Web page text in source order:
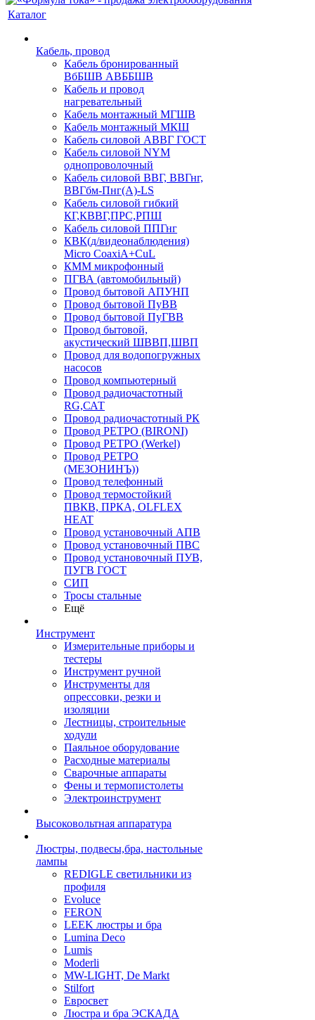
Каталог
Кабель, провод
Кабель бронированный
ВбБШВ АВББШВ
Кабель и провод
нагревательный
Кабель монтажный МГШВ
Кабель монтажный МКШ
Кабель силовой АВВГ ГОСТ
Кабель силовой NYM
однопроволочный
Кабель силовой ВВГ, ВВГнг,
ВВГбм-Пнг(А)-LS
Кабель силовой гибкий
КГ,КВВГ,ПРС,РПШ
Кабель силовой ППГнг
КВК(д/видеонаблюдения)
Micro CoaxiA+CuL
КММ микрофонный
ПГВА (автомобильный)
Провод бытовой АПУНП
Провод бытовой ПуВВ
Провод бытовой ПуГВВ
Провод бытовой,
акустический ШВВП,ШВП
Провод для водопогружных
насосов
Провод компьютерный
Провод радиочастотный
RG,САТ
Провод радиочастотный РК
Провод РЕТРО (BIRONI)
Провод РЕТРО (Werkel)
Провод РЕТРО
(МЕЗОНИНЪ))
Провод телефонный
Провод термостойкий
ПВКВ, ПРКА, OLFLEX
HEAT
Провод установочный АПВ
Провод установочный ПВС
Провод установочный ПУВ,
ПУГВ ГОСТ
СИП
Тросы стальные
Ещё
Инструмент
Измерительные приборы и
тестеры
Инструмент ручной
Инструменты для
опрессовки, резки и
изоляции
Лестницы, строительные
ходули
Паяльное оборудование
Расходные материалы
Сварочные аппараты
Фены и термопистолеты
Электроинструмент
Высоковольтная аппаратура
Люстры, подвесы,бра, настольные
лампы
REDIGLE светильники из
профиля
Evoluce
FERON
LEEK люстры и бра
Lumina Deco
Lumis
Moderli
MW-LIGHT, De Markt
Stilfort
Евросвет
Люстра и бра ЭСКАДА